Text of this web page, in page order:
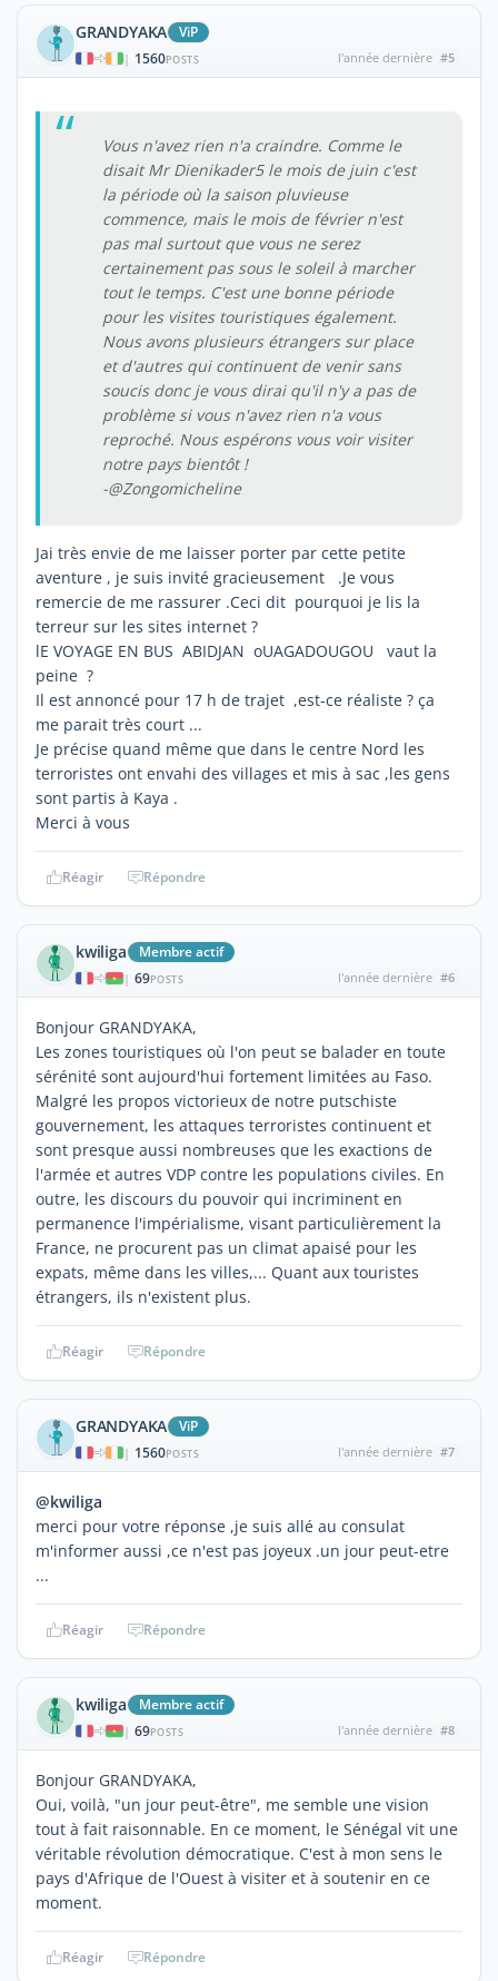
GRANDYAKA ViP
| 1560POSTS l'année dernière #5
Vous n'avez rien n'a craindre. Comme le
disait Mr Dienikader5 le mois de juin c'est
la période où la saison pluvieuse
commence, mais le mois de février n'est
pas mal surtout que vous ne serez
certainement pas sous le soleil à marcher
tout le temps. C'est une bonne période
pour les visites touristiques également.
Nous avons plusieurs étrangers sur place
et d'autres qui continuent de venir sans
soucis donc je vous dirai qu'il n'y a pas de
problème si vous n'avez rien n'a vous
reproché. Nous espérons vous voir visiter
notre pays bientôt !
-@Zongomicheline
Jai très envie de me laisser porter par cette petite
aventure , je suis invité gracieusement .Je vous
remercie de me rassurer .Ceci dit pourquoi je lis la
terreur sur les sites internet ?
lE VOYAGE EN BUS ABIDJAN oUAGADOUGOU vaut la
peine ?
Il est annoncé pour 17 h de trajet ,est-ce réaliste ? ça
me parait très court ...
Je précise quand même que dans le centre Nord les
terroristes ont envahi des villages et mis à sac ,les gens
sont partis à Kaya .
Merci à vous
Réagir Répondre
kwiliga Membre actif
| 69POSTS l'année dernière #6
Bonjour GRANDYAKA,
Les zones touristiques où l'on peut se balader en toute
sérénité sont aujourd'hui fortement limitées au Faso.
Malgré les propos victorieux de notre putschiste
gouvernement, les attaques terroristes continuent et
sont presque aussi nombreuses que les exactions de
l'armée et autres VDP contre les populations civiles. En
outre, les discours du pouvoir qui incriminent en
permanence l'impérialisme, visant particulièrement la
France, ne procurent pas un climat apaisé pour les
expats, même dans les villes,... Quant aux touristes
étrangers, ils n'existent plus.
Réagir Répondre
GRANDYAKA ViP
| 1560POSTS l'année dernière #7
@kwiliga
merci pour votre réponse ,je suis allé au consulat
m'informer aussi ,ce n'est pas joyeux .un jour peut-etre
...
Réagir Répondre
kwiliga Membre actif
| 69POSTS l'année dernière #8
Bonjour GRANDYAKA,
Oui, voilà, "un jour peut-être", me semble une vision
tout à fait raisonnable. En ce moment, le Sénégal vit une
véritable révolution démocratique. C'est à mon sens le
pays d'Afrique de l'Ouest à visiter et à soutenir en ce
moment.
Réagir Répondre